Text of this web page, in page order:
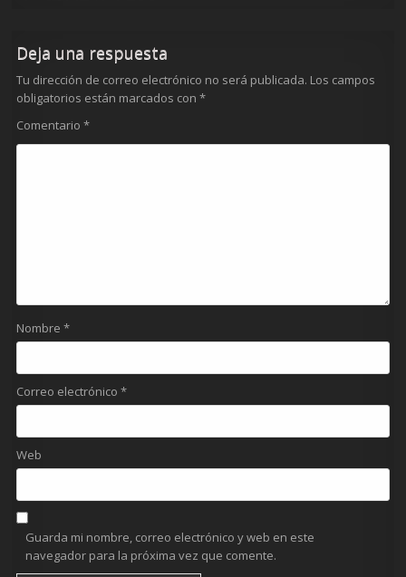
Deja una respuesta
Tu dirección de correo electrónico no será publicada. Los campos
obligatorios están marcados con*
Comentario*
Nombre*
Correo electrónico*
Web
Guarda mi nombre, correo electrónico y web en este
navegador para la próxima vez que comente.